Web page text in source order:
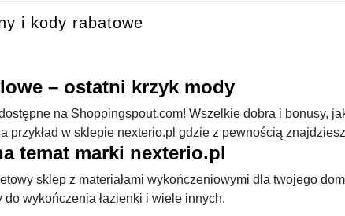
i kody rabatowe
– ostatni krzyk mody
na Shoppingspout.com! Wszelkie dobra i bonusy,
przykład w sklepie nexterio.pl gdzie z pewnością
temat marki nexterio.pl
sklep z materiałami wykończeniowymi dla twojego
do wykończenia łazienki i wiele innych.